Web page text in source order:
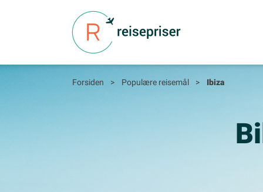
Forsiden > Populære reisemål > Ibiza